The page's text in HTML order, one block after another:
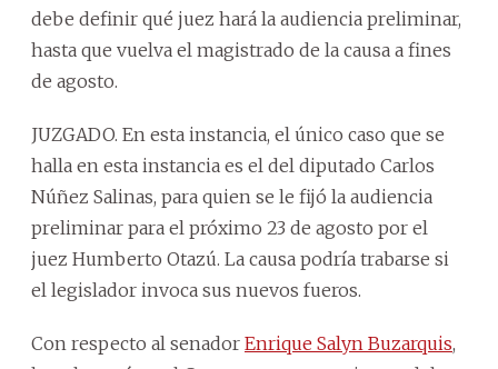
debe definir qué juez hará la audiencia preliminar,
hasta que vuelva el magistrado de la causa a fines
de agosto.
JUZGADO. En esta instancia, el único caso que se
halla en esta instancia es el del diputado Carlos
Núñez Salinas, para quien se le fijó la audiencia
preliminar para el próximo 23 de agosto por el
juez Humberto Otazú. La causa podría trabarse si
el legislador invoca sus nuevos fueros.
Con respecto al senador Enrique Salyn Buzarquis,